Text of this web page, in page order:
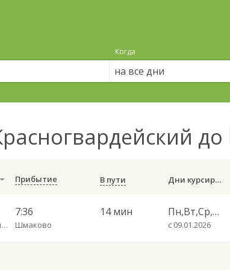
Когда
на все дни
Прибытие В пути Дни курсирования
Красногвардейский п. АГО
7:36
Шмаково
14 мин Пн,Вт,Ср,Чт,Пт
с 09.01.2026